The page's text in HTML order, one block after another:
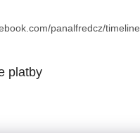
panalfredcz/timeline
platby